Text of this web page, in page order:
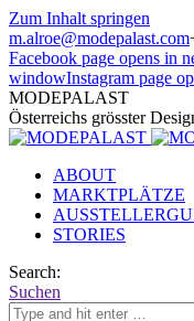
Zum Inhalt springen
m.alroe@modepalast.com
Facebook page opens in
windowInstagram page
MODEPALAST
Österreichs grösster
ABOUT
MARKTPLÄTZE
STORIES
Search:
Suchen